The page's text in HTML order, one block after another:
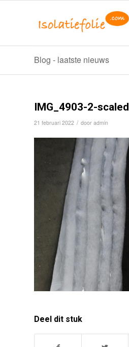
Blog - laatste nieuws
IMG_4903-2-scaled
21 februari 2022 / door admin
Deel dit stuk